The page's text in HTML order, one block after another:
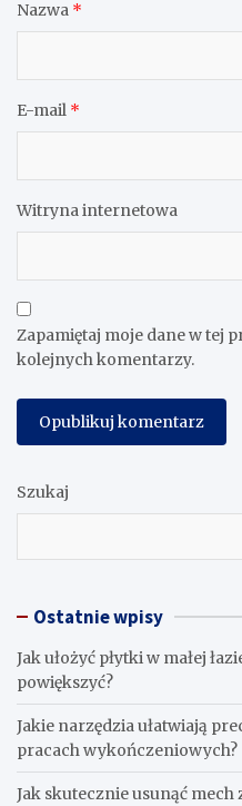
Nazwa *
E-mail *
Witryna internetowa
Zapamiętaj moje dane w tej
kolejnych komentarzy.
Szukaj
Ostatnie wpisy
Jak ułożyć płytki w małej
powiększyć?
Jakie narzędzia ułatwiają
pracach wykończeniowych?
Jak skutecznie usunąć mech